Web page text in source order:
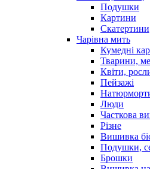
Подушки
Картини
Чарiвна мить
Кумедні
Тварини,
Квіти,
Пейзажі
Люди
Часткова
Різне
Вишивка
Подушки,
Брошки